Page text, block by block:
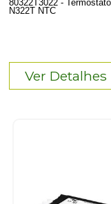
80322T3022 -
N322T NTC
Ver Detalhes